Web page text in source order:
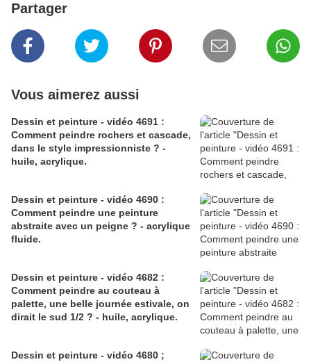
Partager
Vous aimerez aussi
Dessin et peinture - vidéo 4691 :
Comment peindre rochers et cascade,
dans le style impressionniste ? -
huile, acrylique.
Dessin et peinture - vidéo 4690 :
Comment peindre une peinture
abstraite avec un peigne ? - acrylique
fluide.
Dessin et peinture - vidéo 4682 :
Comment peindre au couteau à
palette, une belle journée estivale, on
dirait le sud 1/2 ? - huile, acrylique.
Dessin et peinture - vidéo 4680 ;